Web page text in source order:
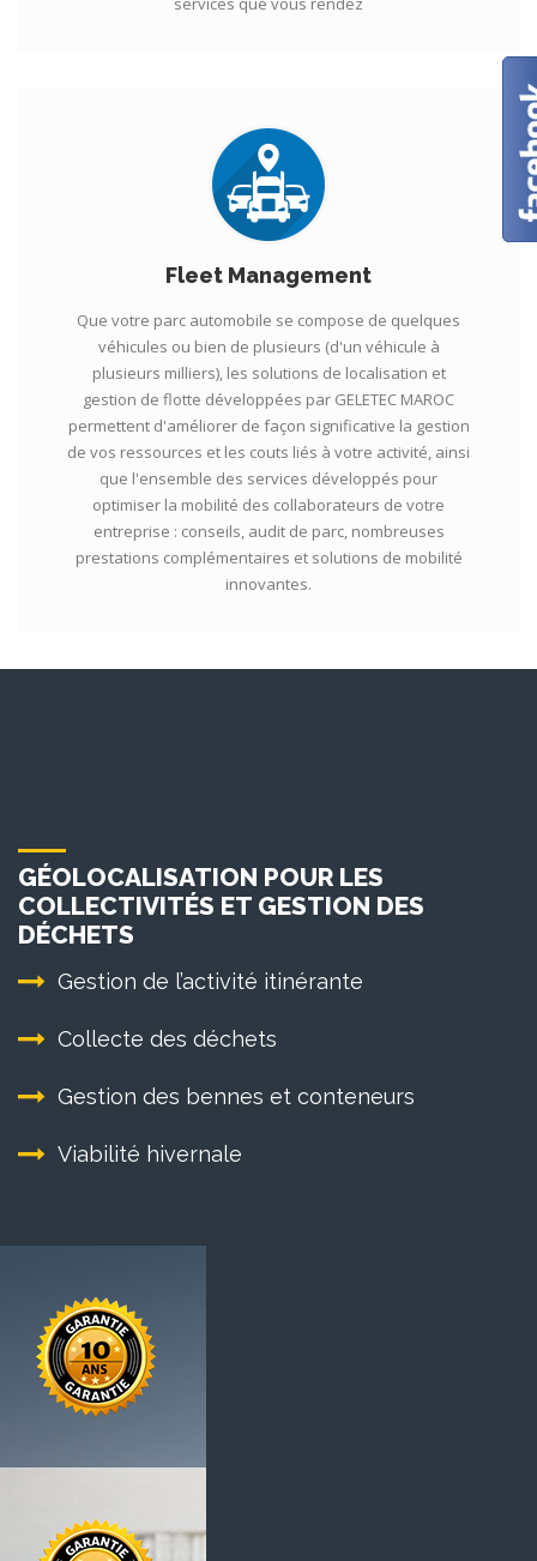
Fleet Management
Que votre parc automobile se compose de quelques
véhicules ou bien de plusieurs (d'un véhicule à
plusieurs milliers), les solutions de localisation et
gestion de flotte développées par GELETEC MAROC
permettent d'améliorer de façon significative la gestion
de vos ressources et les couts liés à votre activité, ainsi
que l'ensemble des services développés pour
optimiser la mobilité des collaborateurs de votre
entreprise : conseils, audit de parc, nombreuses
prestations complémentaires et solutions de mobilité
innovantes.
GÉOLOCALISATION POUR LES
COLLECTIVITÉS ET GESTION DES
DÉCHETS
Gestion de l’activité itinérante
Collecte des déchets
Gestion des bennes et conteneurs
Viabilité hivernale